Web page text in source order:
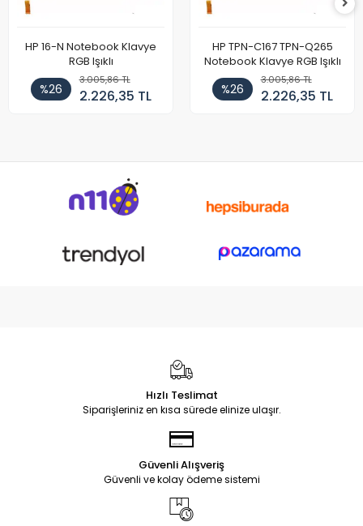
HP 16-N Notebook Klavye
RGB Işıklı
%26
3.005,86 TL
2.226,35 TL
HP TPN-C167 TPN-Q265
Notebook Klavye RGB Işıklı
%26
3.005,86 TL
2.226,35 TL
Hızlı Teslimat
Siparişleriniz en kısa sürede elinize ulaşır.
Güvenli Alışveriş
Güvenli ve kolay ödeme sistemi